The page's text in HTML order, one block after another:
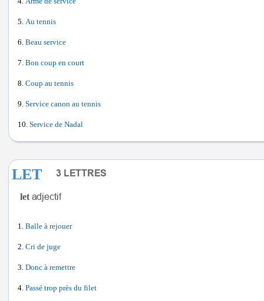
Au tennis
Beau service
Bon coup en court
Coup au tennis
Service canon au tennis
Service de Nadal
LET
let
Balle à rejouer
Cri de juge
Donc à remettre
Passé trop près du filet